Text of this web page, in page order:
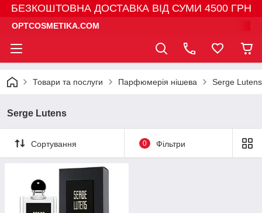
БЕЗКОШТОВНА ДОСТАВКА ВІД СУМИ 4500 ГРН
OPTCOSMETIKA.COM
Товари та послуги Парфюмерія нішева Serge Lutens
Serge Lutens
Сортування 0 Фільтри